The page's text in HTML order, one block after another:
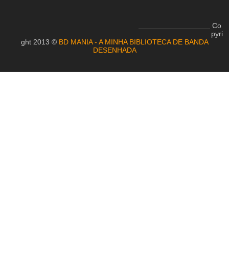
Co
pyri
ght 2013 © BD MANIA - A MINHA BIBLIOTECA DE BANDA
DESENHADA